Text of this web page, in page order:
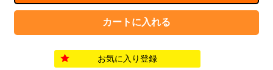
お気に入り登録